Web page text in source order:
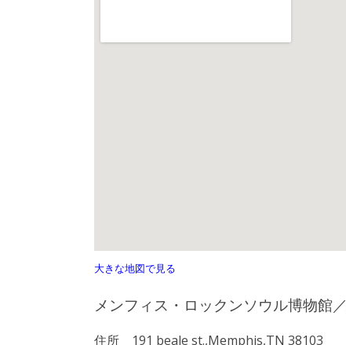
大きな地図で見る
メンフィス・ロックンソウル博物館
住所 191 beale st.,Memphis,TN 38103